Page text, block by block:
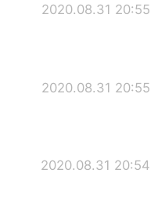
2020.08.31 20:55
2020.08.31 20:55
2020.08.31 20:54